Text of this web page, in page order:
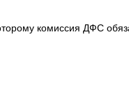
комиссия ДФС